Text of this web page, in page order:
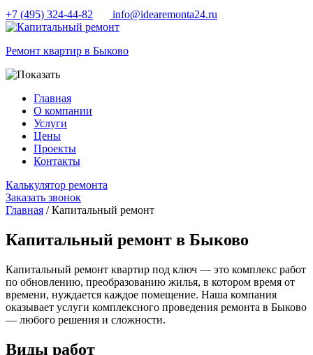
+7 (495) 324-44-82 info@idearemonta24.ru
Ремонт квартир в Быково
Главная
О компании
Услуги
Цены
Проекты
Контакты
Калькулятор ремонта
Заказать звонок
Главная / Капитальный ремонт
Капитальный ремонт в Быково
Капитальный ремонт квартир под ключ — это комплекс работ
по обновлению, преобразованию жилья, в котором время от
времени, нуждается каждое помещение. Наша компания
оказывает услуги комплексного проведения ремонта в Быково
— любого решения и сложности.
Виды работ